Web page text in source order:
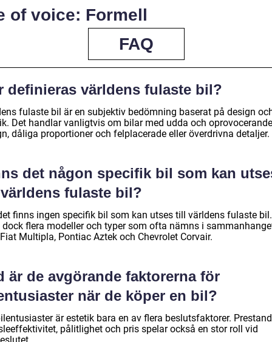
of voice: Formell
FAQ
definieras världens fulaste bil?
fulaste bil är en subjektiv bedömning baserat på design
Det handlar vanligtvis om bilar med udda och oprovocerande
dåliga proportioner och felplacerade eller överdrivna detaljer.
det någon specifik bil som kan
fulaste bil?
finns ingen specifik bil som kan utses till världens fulaste
flera modeller och typer som ofta nämns i
Multipla, Pontiac Aztek och Chevrolet Corvair.
är de avgörande faktorerna för
när de köper en bil?
är estetik bara en av flera beslutsfaktorer.
pålitlighet och pris spelar också en stor roll vid